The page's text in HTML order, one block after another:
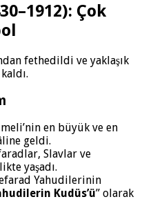
Çok
fethedildi ve yaklaşık
en büyük ve en
geldi.
Slavlar ve
yaşadı.
Yahudilerinin
Kudüs’ü” olarak